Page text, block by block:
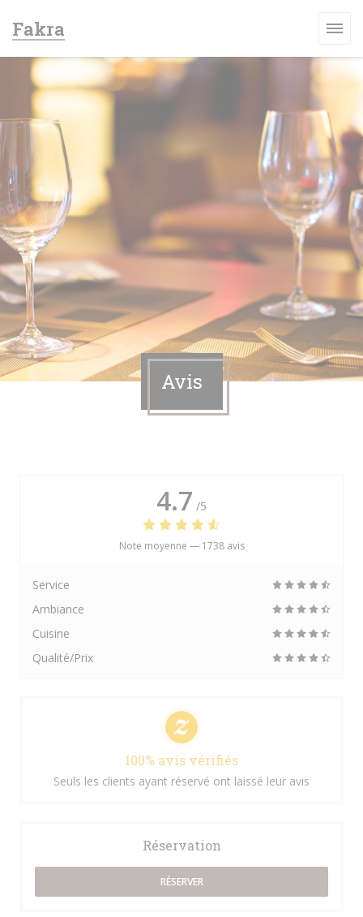
Fakra
Avis
4.7 /5
Note moyenne — 1738 avis
Service
Ambiance
Cuisine
Qualité/Prix
100% avis vérifiés
Seuls les clients ayant réservé ont laissé leur avis
Réservation
RÉSERVER